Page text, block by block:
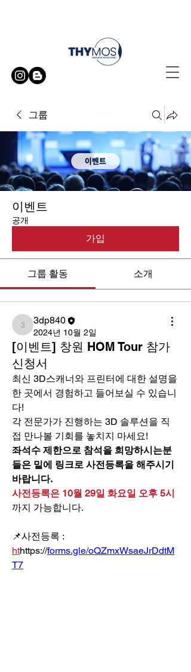
그룹
이벤트
공개
가입
그룹 활동 소개
3dp840
3dp840
2024년 10월 2일
[이벤트] 창원 HOM Tour 참가
신청서
최신 3D스캐너와 프린터에 대한 설명을
한 곳에서 경험하고 들어보실 수 있습니
다!
각 전문가가 진행하는 3D 솔루션을 직
접 만나볼 기회를 놓치지 마세요!
좌석수 제한으로 참석을 희망하시는분
들은 밑에 링크로 사전등록을 해주시기
바랍니다.
사전등록은 10월 29일 화요일 오후 5시
까지 가능합니다.
hthttps://forms.gle/oQZmxWsaeJrDdtM
T7